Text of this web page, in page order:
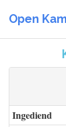
Open
Ingediend